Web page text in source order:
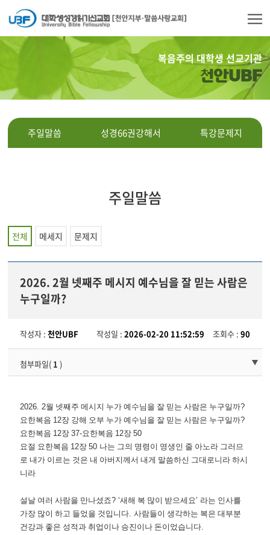
복음주의 대학생 선교기관
천안UBF
주일말씀 성경66권강해서 특강문제지
주일말씀
전체 메세지 문제지
2026. 2월 넷째주 메시지 예수님을 잘 믿는 사람은
누구일까?
작성자 :천안UBF 작성일 :2026-02-20 11:52:59 조회수 : 90
첨부파일( 1 )
2026. 2월 넷째주 메시지 누가 예수님을 잘 믿는 사람은 누구일까?
요한복음 12장 강해 오부 누가 예수님을 잘 믿는 사람은 누구일까?
요한복음 12장37-요한복음 12장50
요절 요한복음 12장50 나는 그의 명령이 영생인 줄 아노라 그러므
로 내가 이르는 것은 내 아버지께서 내게 말씀하신 그대로니라 하시
니라
설날 여러 사람을 만나셨죠? ‘새해 복 많이 받으세요’ 라는 인사를
가장 많이 하고 들었을 것입니다.사람들이 생각하는 복은 대부분
건강과 좋은 성적과 취업이나 승진이나 돈이었습니다.